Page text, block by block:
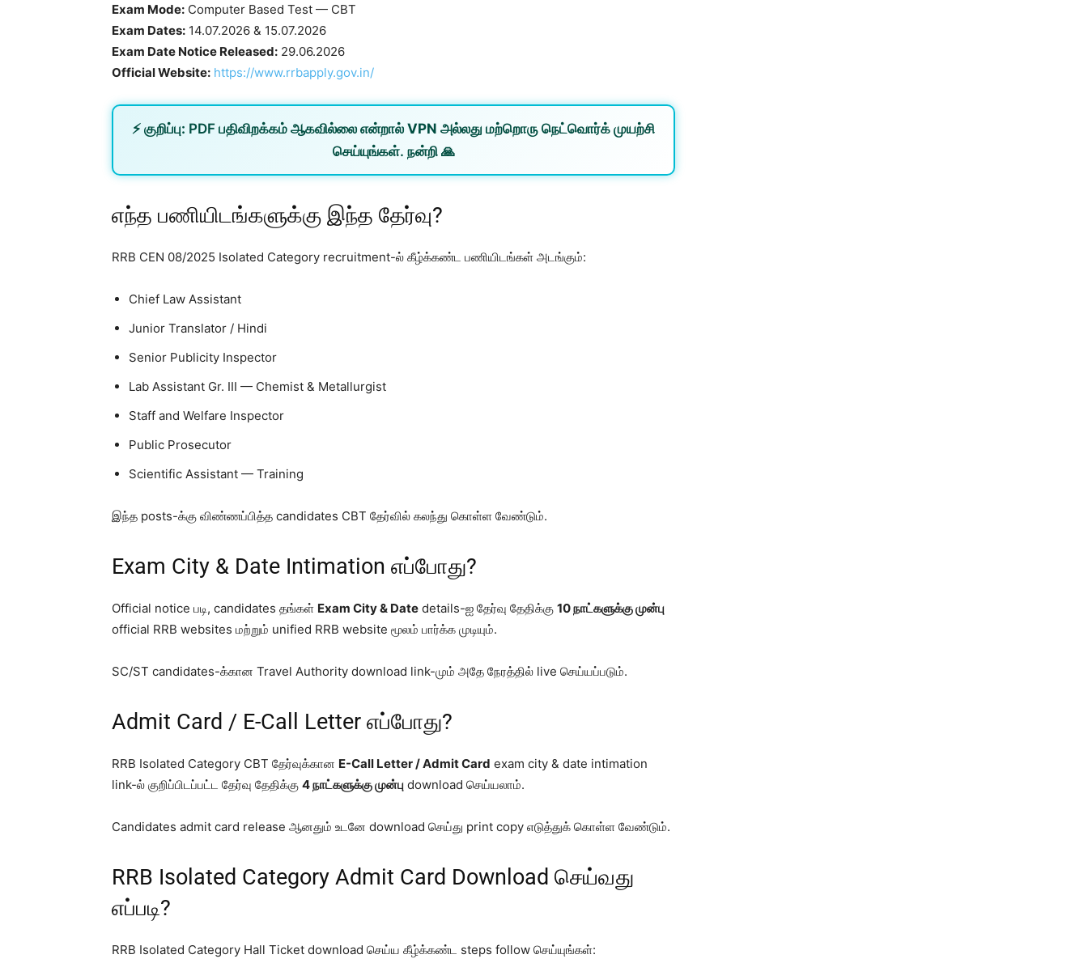
Exam Mode: Computer Based Test — CBT
Exam Dates: 14.07.2026 & 15.07.2026
Exam Date Notice Released: 29.06.2026
Official Website: https://www.rrbapply.gov.in/
⚡ குறிப்பு: PDF பதிவிறக்கம் ஆகவில்லை என்றால் VPN அல்லது மற்றொரு நெட்வொர்க் முயற்சி
செய்யுங்கள். நன்றி 🙏
எந்த பணியிடங்களுக்கு இந்த தேர்வு?
RRB CEN 08/2025 Isolated Category recruitment-ல் கீழ்க்கண்ட பணியிடங்கள் அடங்கும்:
Chief Law Assistant
Junior Translator / Hindi
Senior Publicity Inspector
Lab Assistant Gr. III — Chemist & Metallurgist
Staff and Welfare Inspector
Public Prosecutor
Scientific Assistant — Training
இந்த posts-க்கு விண்ணப்பித்த candidates CBT தேர்வில் கலந்து கொள்ள வேண்டும்.
Exam City & Date Intimation எப்போது?
Official notice படி, candidates தங்கள் Exam City & Date details-ஐ தேர்வு தேதிக்கு 10 நாட்களுக்கு முன்பு
official RRB websites மற்றும் unified RRB website மூலம் பார்க்க முடியும்.
SC/ST candidates-க்கான Travel Authority download link-மும் அதே நேரத்தில் live செய்யப்படும்.
Admit Card / E-Call Letter எப்போது?
RRB Isolated Category CBT தேர்வுக்கான E-Call Letter / Admit Card exam city & date intimation
link-ல் குறிப்பிடப்பட்ட தேர்வு தேதிக்கு 4 நாட்களுக்கு முன்பு download செய்யலாம்.
Candidates admit card release ஆனதும் உடனே download செய்து print copy எடுத்துக் கொள்ள வேண்டும்.
RRB Isolated Category Admit Card Download செய்வது
எப்படி?
RRB Isolated Category Hall Ticket download செய்ய கீழ்க்கண்ட steps follow செய்யுங்கள்: